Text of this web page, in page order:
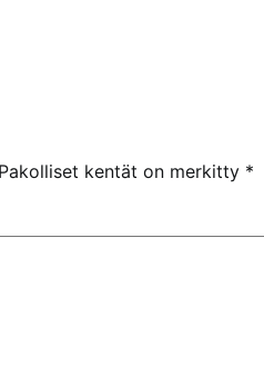
Pakolliset kentät on merkitty *